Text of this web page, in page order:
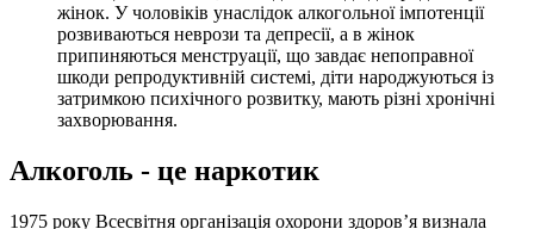
жінок. У чоловіків унаслідок алкогольної імпотенції
розвиваються неврози та депресії, а в жінок
припиняються менструації, що завдає непоправної
шкоди репродуктивній системі, діти народжуються із
затримкою психічного розвитку, мають різні хронічні
захворювання.
Алкоголь - це наркотик
1975 року Всесвітня організація охорони здоров’я визнала